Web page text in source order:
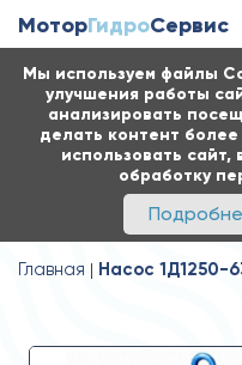
Мы используем файлы
улучшения работы
анализировать
делать контент
использовать
обработку
МоторГидроСервис
Главная Насос 1Д1250-